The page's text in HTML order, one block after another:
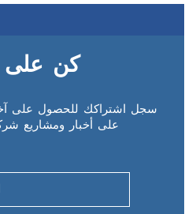
كن على
سجل اشتراكك للحصول على
على أخبار ومشاريع